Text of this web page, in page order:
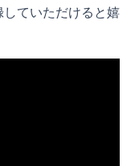
ていただけると嬉